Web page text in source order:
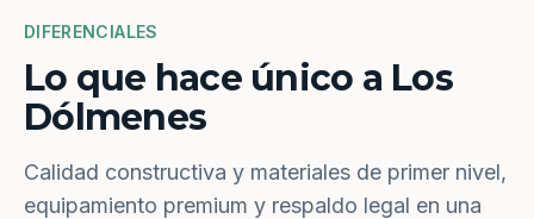
DIFERENCIALES
Lo que hace único a Los
Dólmenes
Calidad constructiva y materiales de primer nivel,
equipamiento premium y respaldo legal en una